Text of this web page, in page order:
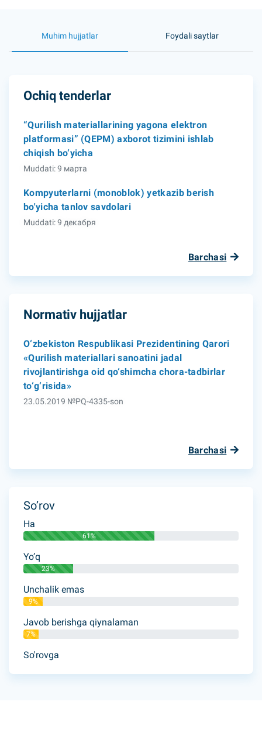
Muhim hujjatlar Foydali saytlar
Ochiq tenderlar
“Qurilish materiallarining yagona elektron
platformasi” (QEPM) axborot tizimini ishlab
chiqish bo‘yicha
Muddati: 9 марта
Kompyuterlarni (monoblok) yetkazib berish
bo'yicha tanlov savdolari
Muddati: 9 декабря
Barchasi
Normativ hujjatlar
O‘zbekiston Respublikasi Prezidentining Qarori
«Qurilish materiallari sanoatini jadal
rivojlantirishga oid qo‘shimcha chora-tadbirlar
to‘g‘risida»
23.05.2019 №PQ-4335-son
Barchasi
So’rov
Ha
61%
Yo’q
23%
Unchalik emas
9%
Javob berishga qiynalaman
7%
So'rovga